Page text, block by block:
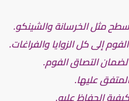
مثل الخرسانة والشينكو.
إلى كل الزوايا والفراغات.
التصاق الفوم.
عليها.
الحفاظ عليه.